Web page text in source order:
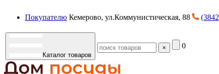
Покупателю Кемерово, ул.Коммунистическая, 88
Каталог товаров
× 0